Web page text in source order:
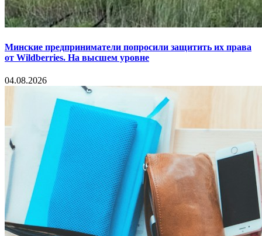
Минские предприниматели попросили защитить их права
от Wildberries. На высшем уровне
04.08.2026